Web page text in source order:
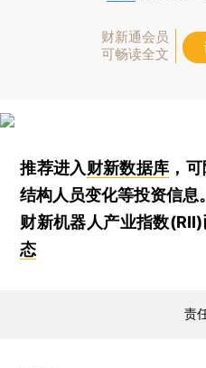
财新通会员
可畅读全文
推荐进入财新数据库 ，
结构人员变化等投资信息。
财新机器人产业指数(RII)
态
责